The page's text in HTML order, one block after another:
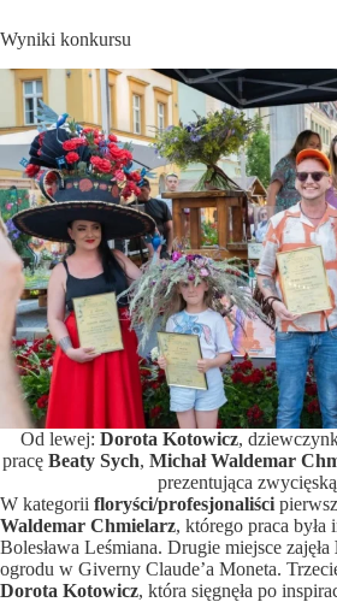
Wyniki konkursu
Od lewej: Dorota Kotowicz,
pracę Beaty Sych, Michał Waldemar
prezentująca
W kategorii floryści/profesjonaliści
Waldemar Chmielarz, którego praca
Bolesława Leśmiana. Drugie miejsce zajęła
ogrodu w Giverny Claude’a Moneta.
Dorota Kotowicz, która sięgnęła po